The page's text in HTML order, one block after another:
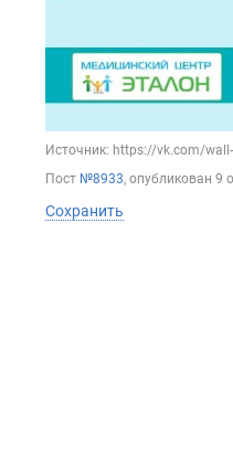
Источник: https://vk.com/
Пост №8933, опубликован 9
Сохранить